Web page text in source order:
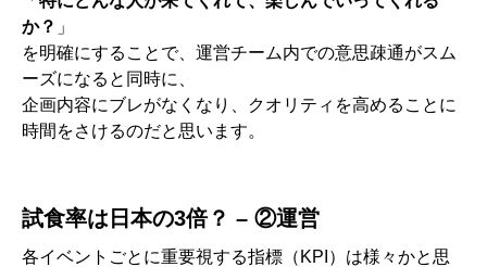
か？ 」
を明確にすることで、 運営チーム内での意思疎通がスム
ーズになると同時に、
企画内容にブレがなくなり、クオリティを高めることに
時間をさけるのだと思います。
試食率は 日本の3倍？ – ②運営
各イベントごとに重要視する指標（KPI）は様々かと思